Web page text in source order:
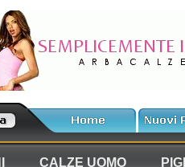
CALZE UOMO